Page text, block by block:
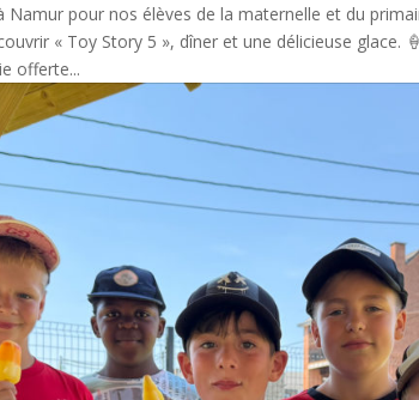
Namur pour nos élèves de la maternelle et du
« Toy Story 5 », dîner et une délicieuse glace.
offerte...